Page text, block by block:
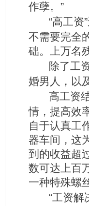
作孽。”
“高工资
不需要完全
础。上万名
除了工
婚男人，以
高工资
情，提高效
自于认真工
器车间，这
到的收益超
数可达上百
一种特殊螺
“工资解